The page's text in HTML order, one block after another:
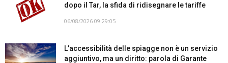
dopo il Tar, la sfida di ridisegnare le tariffe
06/08/2026 09:29:05
L’accessibilità delle spiagge non è un servizio
aggiuntivo, ma un diritto: parola di Garante